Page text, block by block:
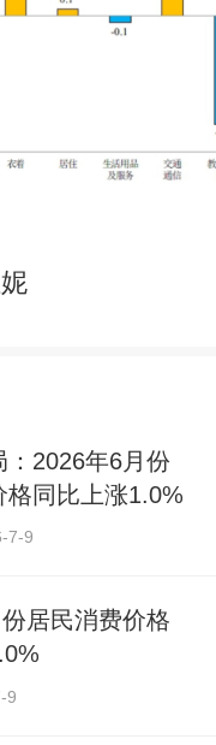
：2026年6月份
格同比上涨1.0%
7-9
居民消费价格
9